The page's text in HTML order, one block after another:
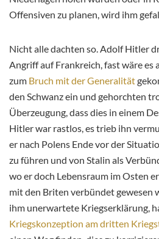
Offensiven zu planen, wird ihm
Nicht alle dachten so. Adolf Hitler
Angriff auf Frankreich, fast wäre es
zum Bruch mit der Generalität
den Schwanz ein und gehorchten
Überzeugung, dass dies in einem
Hitler war rastlos, es trieb ihn
er nach Polens Ende vor der
zu führen und von Stalin als
wo er doch Lebensraum im Osten
mit den Briten verbündet gewesen
ihm unerwartete Kriegserklärung,
Kriegskonzeption am dritten